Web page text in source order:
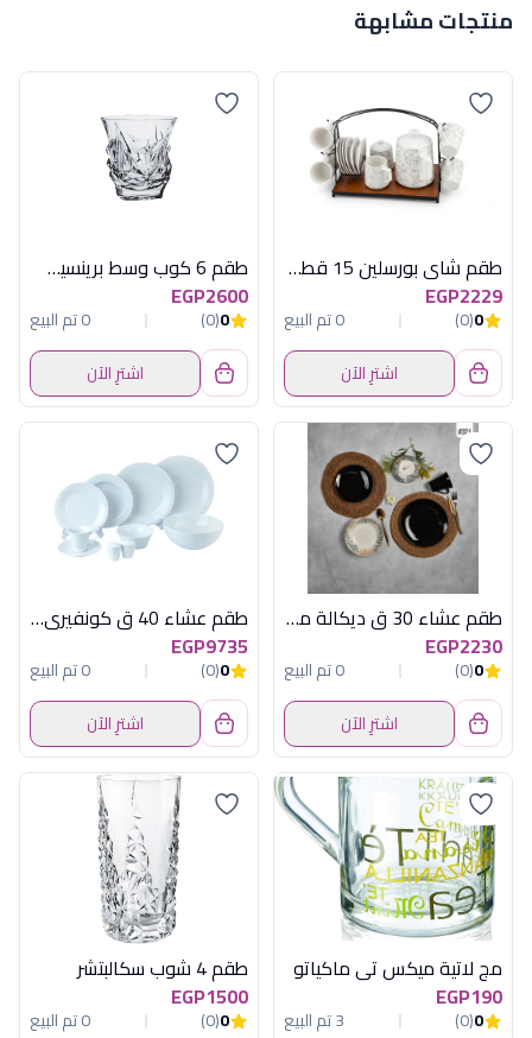
منتجات مشابهة
طقم شاي بورسلين 15 قطعة باستاند منقوش أكسفورد - OX-LF20241018
EGP2229
0
(0)
0 تم البيع
اشترِ الآن
طقم 6 كوب وسط برينسيس بوهيمى
EGP2600
0
(0)
0 تم البيع
اشترِ الآن
طقم عشاء 30 ق ديكالة ميكس اسود نيوكلين
EGP2230
0
(0)
0 تم البيع
اشترِ الآن
طقم عشاء 40 ق كونفيرى نوريتاك
EGP9735
0
(0)
0 تم البيع
اشترِ الآن
مج لاتية ميكس تى ماكياتو
EGP190
0
(0)
3 تم البيع
طقم 4 شوب سكالبتشر
EGP1500
0
(0)
0 تم البيع